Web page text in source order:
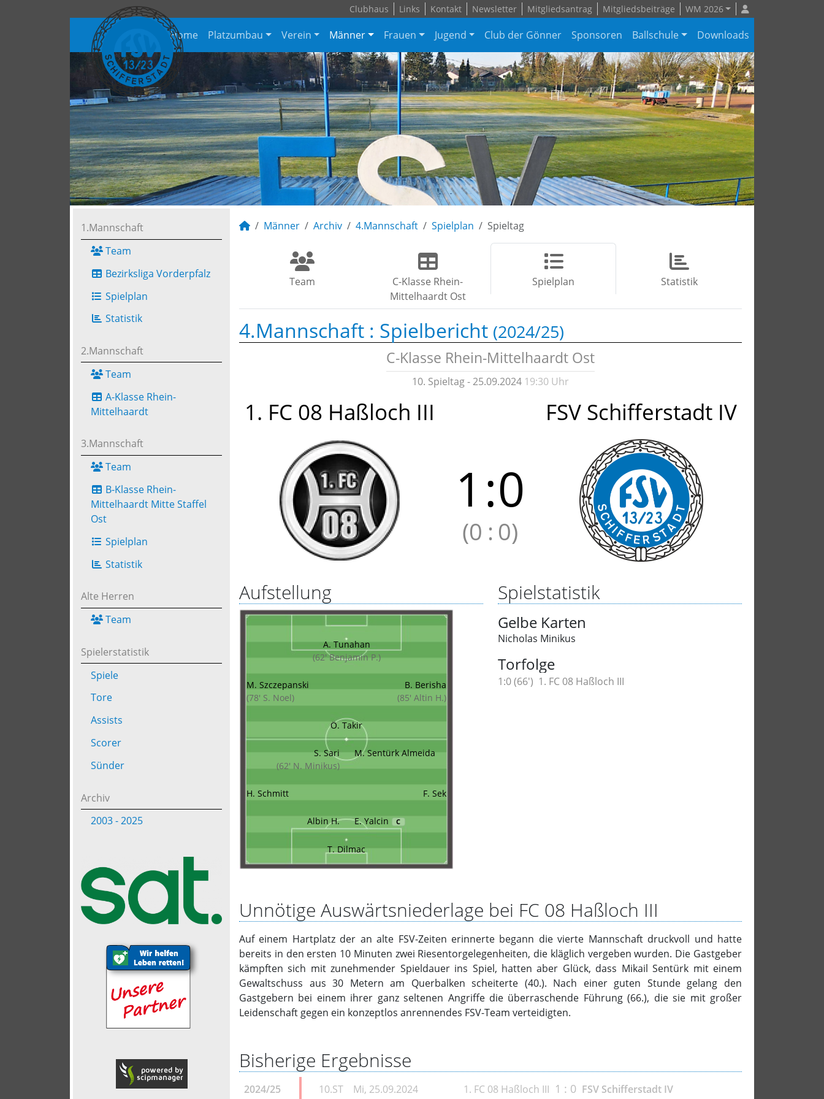
Clubhaus Links Kontakt Newsletter Mitgliedsantrag Mitgliedsbeiträge WM 2026
Home Platzumbau Verein Männer Frauen Jugend Club der Gönner Sponsoren Ballschule Downloads
1.Mannschaft
Team
Bezirksliga Vorderpfalz
Spielplan
Statistik
2.Mannschaft
Team
A-Klasse Rhein-
Mittelhaardt
3.Mannschaft
Team
B-Klasse Rhein-
Mittelhaardt Mitte Staffel
Ost
Spielplan
Statistik
Alte Herren
Team
Spielerstatistik
Spiele
Tore
Assists
Scorer
Sünder
Archiv
2003 - 2025
Männer Archiv 4.Mannschaft Spielplan Spieltag
Team
C-Klasse Rhein-
Mittelhaardt Ost
Spielplan Statistik
4.Mannschaft : Spielbericht (2024/25)
C-Klasse Rhein-Mittelhaardt Ost
10. Spieltag - 25.09.2024 19:30 Uhr
1. FC 08 Haßloch III FSV Schifferstadt IV
1 :0
(0 : 0)
Aufstellung
A. Tunahan
(62' Benjamin P.)
M. Szczepanski
(78' S. Noel)
B. Berisha
(85' Altin H.)
Ö. Takir
S. Sari
(62' N. Minikus)
M. Sentürk Almeida
H. Schmitt F. Sek
Albin H. E. Yalcin C
T. Dilmac
Spielstatistik
Gelbe Karten
Nicholas Minikus
Torfolge
1:0 (66') 1. FC 08 Haßloch III
Unnötige Auswärtsniederlage bei FC 08 Haßloch III
Auf einem Hartplatz der an alte FSV-Zeiten erinnerte begann die vierte Mannschaft druckvoll und hatte
bereits in den ersten 10 Minuten zwei Riesentorgelegenheiten, die kläglich vergeben wurden. Die Gastgeber
kämpften sich mit zunehmender Spieldauer ins Spiel, hatten aber Glück, dass Mikail Sentürk mit einem
Gewaltschuss aus 30 Metern am Querbalken scheiterte (40.). Nach einer guten Stunde gelang den
Gastgebern bei einem ihrer ganz seltenen Angriffe die überraschende Führung (66.), die sie mit großer
Leidenschaft gegen ein konzeptlos anrennendes FSV-Team verteidigten.
Bisherige Ergebnisse
2024/25 10.ST Mi, 25.09.2024 1. FC 08 Haßloch III 1 : 0 FSV Schifferstadt IV